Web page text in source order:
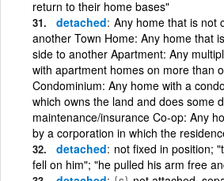
return to their home bases"
detached Any home that is not
another Town Home: Any home that
side to another Apartment: Any
with apartment homes on more than
Condominium: Any home with a
which owns the land and does some
maintenance/insurance Co-op: Any
by a corporation in which the
detached not fixed in position;
fell on him"; "he pulled his arm free